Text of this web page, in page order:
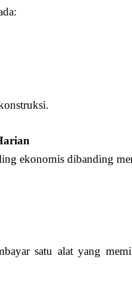
ekonomis dibanding
satu alat yang